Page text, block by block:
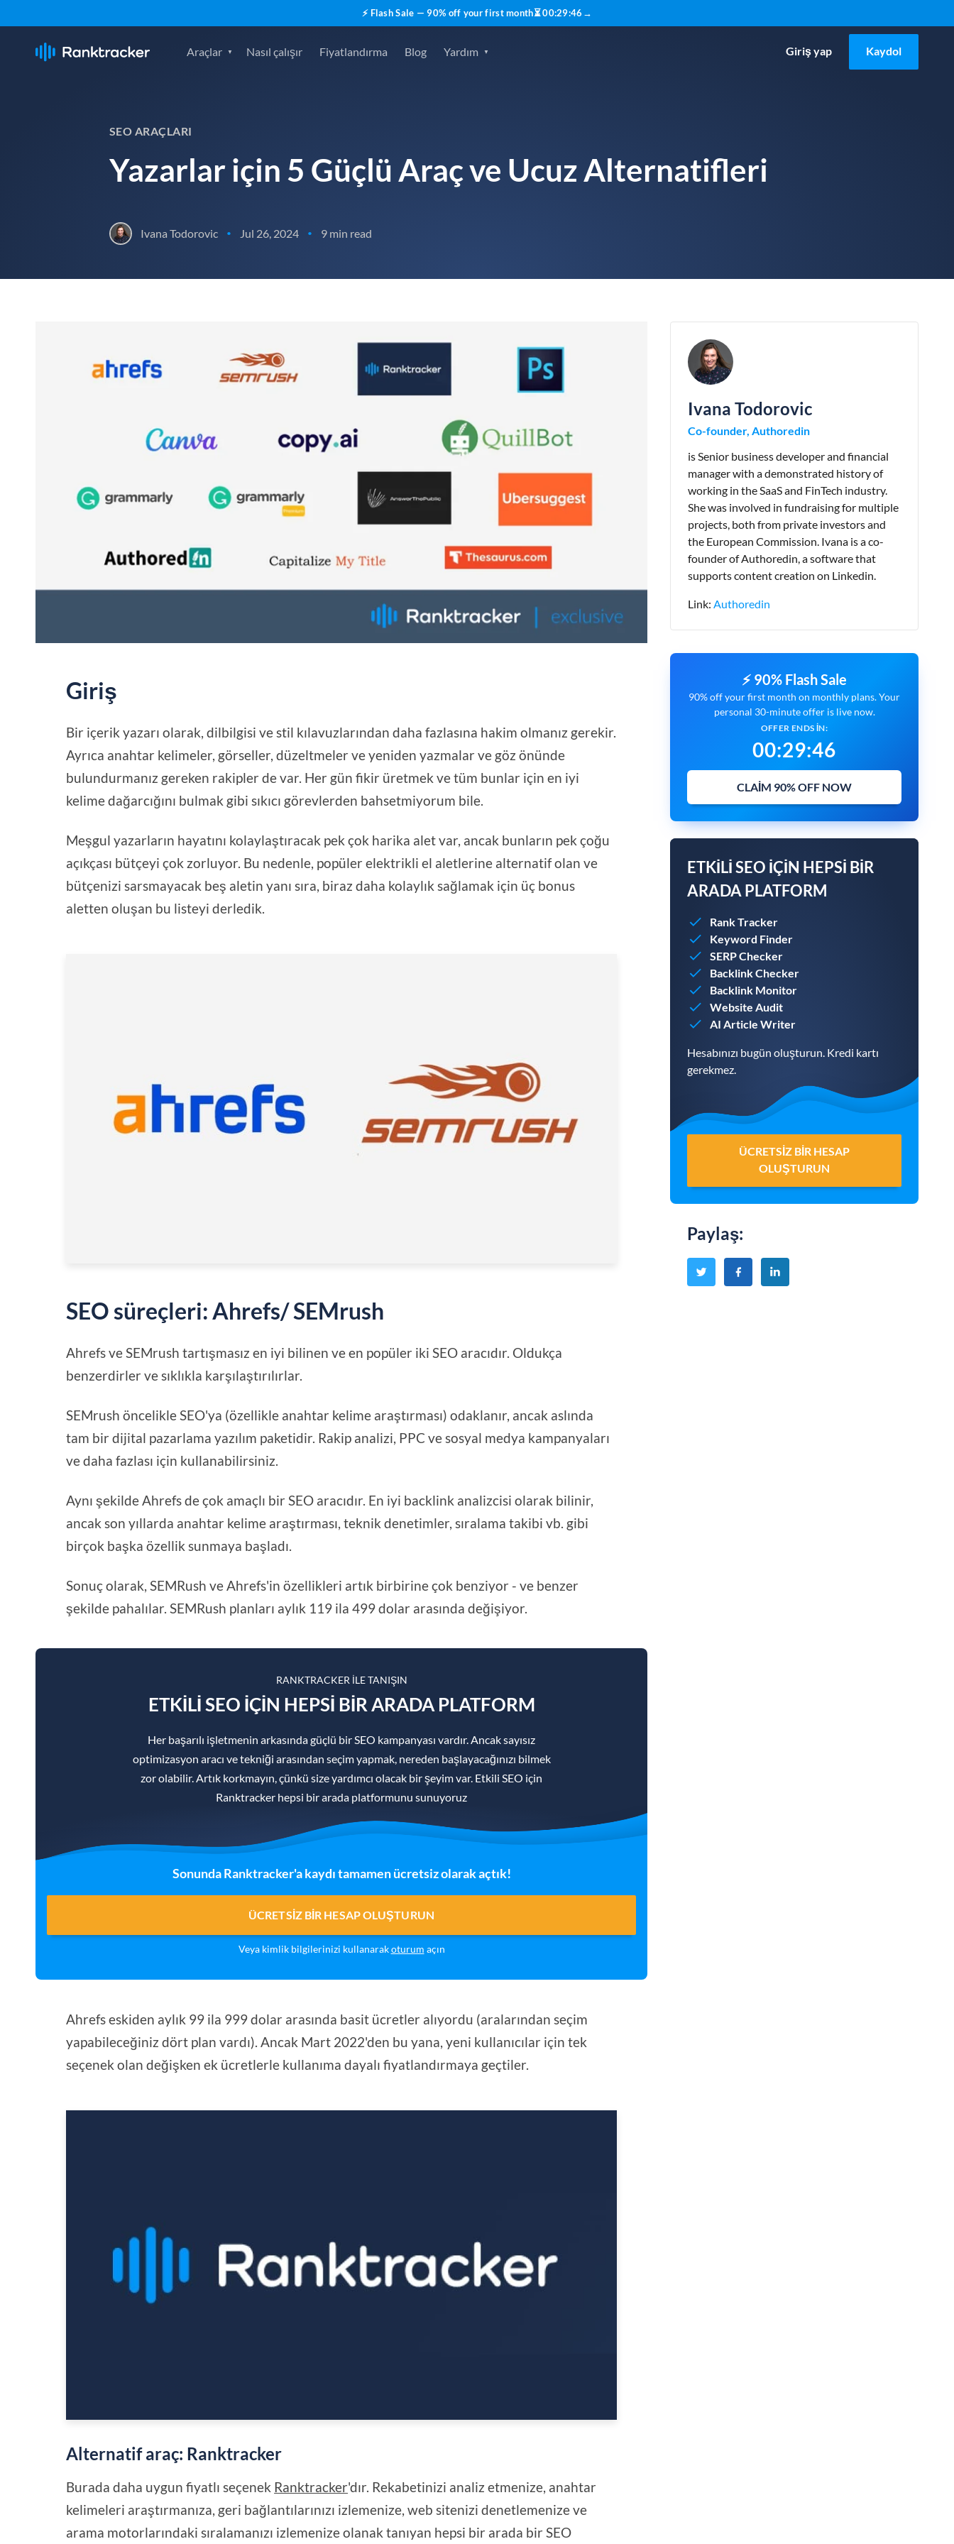
⚡ Flash Sale — 90% off your first month⏳00:29:45 →
Araçlar Nasıl çalışır Fiyatlandırma Blog Yardım Giriş yap Kaydol
SEO ARAÇLARI
Yazarlar için 5 Güçlü Araç ve Ucuz Alternatifleri
Ivana Todorovic • Jul 26, 2024 • 9 min read
Giriş
Bir içerik yazarı olarak, dilbilgisi ve stil kılavuzlarından daha fazlasına hakim olmanız gerekir.
Ayrıca anahtar kelimeler, görseller, düzeltmeler ve yeniden yazmalar ve göz önünde
bulundurmanız gereken rakipler de var. Her gün fikir üretmek ve tüm bunlar için en iyi
kelime dağarcığını bulmak gibi sıkıcı görevlerden bahsetmiyorum bile.
Meşgul yazarların hayatını kolaylaştıracak pek çok harika alet var, ancak bunların pek çoğu
açıkçası bütçeyi çok zorluyor. Bu nedenle, popüler elektrikli el aletlerine alternatif olan ve
bütçenizi sarsmayacak beş aletin yanı sıra, biraz daha kolaylık sağlamak için üç bonus
aletten oluşan bu listeyi derledik.
SEO süreçleri: Ahrefs/ SEMrush
Ahrefs ve SEMrush tartışmasız en iyi bilinen ve en popüler iki SEO aracıdır. Oldukça
benzerdirler ve sıklıkla karşılaştırılırlar.
SEMrush öncelikle SEO'ya (özellikle anahtar kelime araştırması) odaklanır, ancak aslında
tam bir dijital pazarlama yazılım paketidir. Rakip analizi, PPC ve sosyal medya kampanyaları
ve daha fazlası için kullanabilirsiniz.
Aynı şekilde Ahrefs de çok amaçlı bir SEO aracıdır. En iyi backlink analizcisi olarak bilinir,
ancak son yıllarda anahtar kelime araştırması, teknik denetimler, sıralama takibi vb. gibi
birçok başka özellik sunmaya başladı.
Sonuç olarak, SEMRush ve Ahrefs'in özellikleri artık birbirine çok benziyor - ve benzer
şekilde pahalılar. SEMRush planları aylık 119 ila 499 dolar arasında değişiyor.
RANKTRACKER ILE TANIŞIN
ETKILI SEO IÇIN HEPSI BIR ARADA PLATFORM
Her başarılı işletmenin arkasında güçlü bir SEO kampanyası vardır. Ancak sayısız
optimizasyon aracı ve tekniği arasından seçim yapmak, nereden başlayacağınızı bilmek
zor olabilir. Artık korkmayın, çünkü size yardımcı olacak bir şeyim var. Etkili SEO için
Ranktracker hepsi bir arada platformunu sunuyoruz
Sonunda Ranktracker'a kaydı tamamen ücretsiz olarak açtık!
ÜCRETSIZ BIR HESAP OLUŞTURUN
Veya kimlik bilgilerinizi kullanarakoturum açın
Ahrefs eskiden aylık 99 ila 999 dolar arasında basit ücretler alıyordu (aralarından seçim
yapabileceğiniz dört plan vardı). Ancak Mart 2022'den bu yana, yeni kullanıcılar için tek
seçenek olan değişken ek ücretlerle kullanıma dayalı fiyatlandırmaya geçtiler.
Alternatif araç: Ranktracker
Burada daha uygun fiyatlı seçenek Ranktracker'dır. Rekabetinizi analiz etmenize, anahtar
kelimeleri araştırmanıza, geri bağlantılarınızı izlemenize, web sitenizi denetlemenize ve
arama motorlarındaki sıralamanızı izlemenize olanak tanıyan hepsi bir arada bir SEO
Ivana Todorovic
Co-founder, Authoredin
is Senior business developer and financial
manager with a demonstrated history of
working in the SaaS and FinTech industry.
She was involved in fundraising for multiple
projects, both from private investors and
the European Commission. Ivana is a co-
founder of Authoredin, a software that
supports content creation on Linkedin.
Link: Authoredin
⚡ 90% Flash Sale
90% off your first month on monthly plans. Your
personal 30-minute offer is live now.
OFFER ENDS IN:
00:29:45
CLAIM 90% OFF NOW
ETKILI SEO IÇIN HEPSI BIR
ARADA PLATFORM
Rank Tracker
Keyword Finder
SERP Checker
Backlink Checker
Backlink Monitor
Website Audit
AI Article Writer
Hesabınızı bugün oluşturun. Kredi kartı
gerekmez.
ÜCRETSIZ BIR HESAP
OLUŞTURUN
Paylaş: